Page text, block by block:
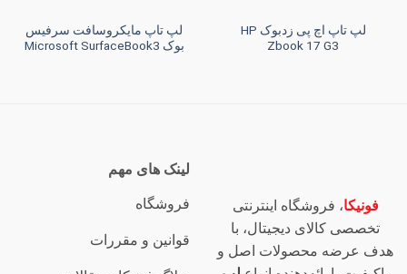
لپ تاپ اچ پی زدبوک HP
Zbook 17 G3
لپ تاپ مایکروسافت سرفیس
بوک Microsoft SurfaceBook3
فونیکا، فروشگاه اینترنتی
تخصصی کالای دیجیتال، با
هدف عرضه محصولات اصل و
لینک های مهم
فروشگاه
قوانین و مقررات